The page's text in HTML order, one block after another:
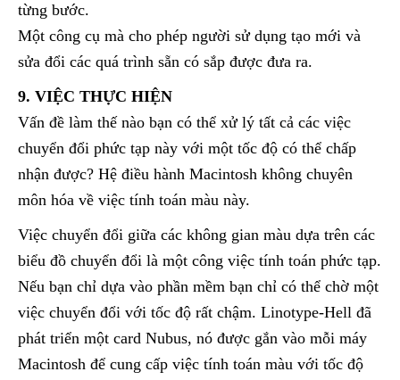
từng bước.
Một công cụ mà cho phép người sử dụng tạo mới và
sửa đổi các quá trình sẵn có sắp được đưa ra.
9. VIỆC THỰC HIỆN
Vấn đề làm thế nào bạn có thể xử lý tất cả các việc
chuyển đổi phức tạp này với một tốc độ có thể chấp
nhận được? Hệ điều hành Macintosh không chuyên
môn hóa về việc tính toán màu này.
Việc chuyển đổi giữa các không gian màu dựa trên các
biểu đồ chuyển đổi là một công việc tính toán phức tạp.
Nếu bạn chỉ dựa vào phần mềm bạn chỉ có thể chờ một
việc chuyển đổi với tốc độ rất chậm. Linotype-Hell đã
phát triển một card Nubus, nó được gắn vào mỗi máy
Macintosh để cung cấp việc tính toán màu với tốc độ